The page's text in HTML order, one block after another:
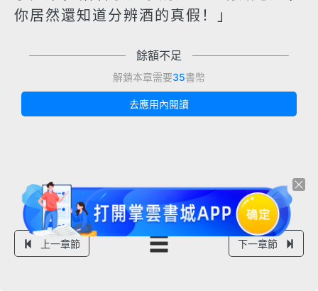
你居然還知道分辨酒的真假！」
餘額不足
解鎖本章需要35書幣
去應用內閱讀
上一章節 下一章節